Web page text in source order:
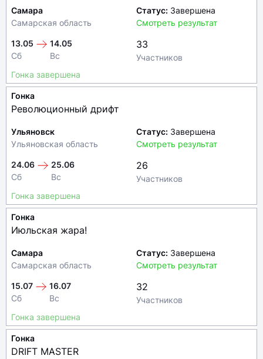
Самара
Самарская область
Статус: Завершена
Смотреть результат
13.05
Сб
14.05
Вс
33
Участников
Гонка завершена
Гонка
Революционный дрифт
Ульяновск
Ульяновская область
Статус: Завершена
Смотреть результат
24.06
Сб
25.06
Вс
26
Участников
Гонка завершена
Гонка
Июльская жара!
Самара
Самарская область
Статус: Завершена
Смотреть результат
15.07
Сб
16.07
Вс
32
Участников
Гонка завершена
Гонка
DRIFT MASTER